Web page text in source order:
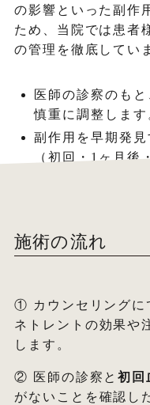
の影響といった副作
ため、当院では患者
の管理を徹底してい
医師の診察のも
慎重に調整します
副作用を早期発
（初回・1ヶ月後
施術の流れ
① カウンセリングに
ネトレントの効果や
します。
② 医師の診察と初回
がないことを確認し